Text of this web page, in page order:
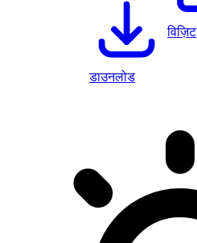
डाउनलोड
विज़िट